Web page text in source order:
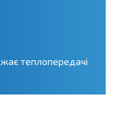
теплопередачі